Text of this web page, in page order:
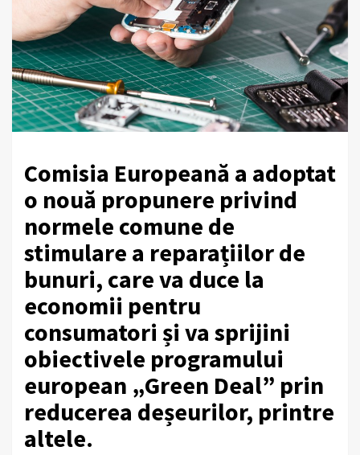
Comisia Europeană a adoptat
o nouă propunere privind
normele comune de
stimulare a reparațiilor de
bunuri, care va duce la
economii pentru
consumatori și va sprijini
obiectivele programului
european „Green Deal” prin
reducerea deșeurilor, printre
altele.